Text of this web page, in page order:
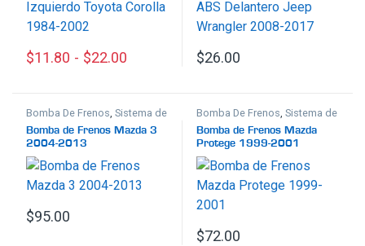
$11.80 - $22.00 $26.00
Bomba De Frenos,Sistema de
Frenos
Bomba de Frenos Mazda 3
2004-2013
$95.00
Bomba De Frenos,Sistema de
Frenos
Bomba de Frenos Mazda
Protege 1999-2001
$72.00